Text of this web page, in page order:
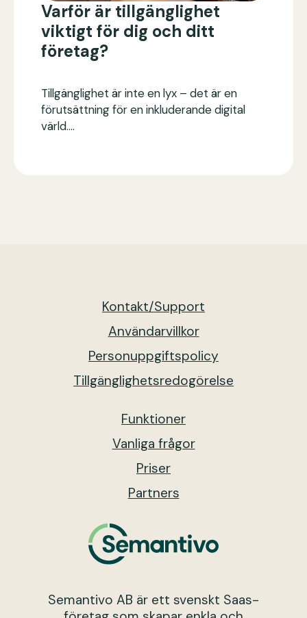
Varför är tillgänglighet
viktigt för dig och ditt
företag?
Tillgänglighet är inte en lyx – det är en
förutsättning för en inkluderande digital
värld.…
Semantivo AB är ett svenskt Saas-
Funktioner
Vanliga frågor
Priser
Partners
Kontakt/Support
Användarvillkor
Personuppgiftspolicy
Tillgänglighetsredogörelse